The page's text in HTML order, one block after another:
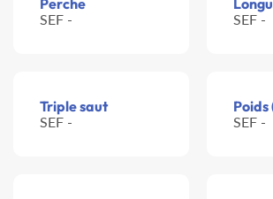
Perche
SEF - SEF -
Triple saut
SEF -
Poids
SEF -